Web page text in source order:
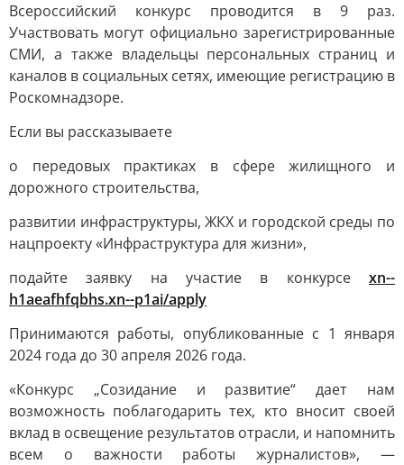
Всероссийский конкурс проводится в 9 раз.
Участвовать могут официально зарегистрированные
СМИ, а также владельцы персональных страниц и
каналов в социальных сетях, имеющие регистрацию в
Роскомнадзоре.
Если вы рассказываете
о передовых практиках в сфере жилищного и
дорожного строительства,
развитии инфраструктуры, ЖКХ и городской среды по
нацпроекту «Инфраструктура для жизни»,
подайте заявку на участие в конкурсе xn--
h1aeafhfqbhs.xn--p1ai/apply
Принимаются работы, опубликованные с 1 января
2024 года до 30 апреля 2026 года.
«Конкурс „Созидание и развитие“ дает нам
возможность поблагодарить тех, кто вносит своей
вклад в освещение результатов отрасли, и напомнить
всем о важности работы журналистов», —